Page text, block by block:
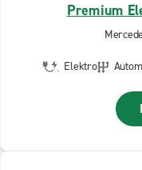
Premium
Elektro